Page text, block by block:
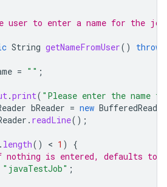
user to enter a name for the
String getNameFromUser() throws
= "" ;
.print( "Please enter the name
bReader = new BufferedReader
. readLine();
. length() < 1 )
{
is entered, defaults to
"javaTestJob" ;